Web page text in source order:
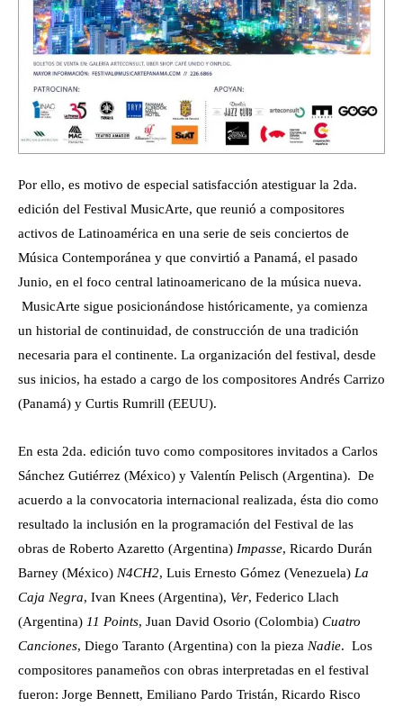
Por ello, es motivo de especial satisfacción atestiguar la 2da.
edición del Festival MusicArte, que reunió a compositores
activos de Latinoamérica en una serie de seis conciertos de
Música Contemporánea y que convirtió a Panamá, el pasado
Junio, en el foco central latinoamericano de la música nueva.
MusicArte sigue posicionándose históricamente, ya comienza
un historial de continuidad, de construcción de una tradición
necesaria para el continente. La organización del festival, desde
sus inicios, ha estado a cargo de los compositores Andrés Carrizo
(Panamá) y Curtis Rumrill (EEUU).
En esta 2da. edición tuvo como compositores invitados a Carlos
Sánchez Gutiérrez (México) y Valentín Pelisch (Argentina). De
acuerdo a la convocatoria internacional realizada, ésta dio como
resultado la inclusión en la programación del Festival de las
obras de Roberto Azaretto (Argentina) Impasse, Ricardo Durán
Barney (México) N4CH2, Luis Ernesto Gómez (Venezuela) La
Caja Negra, Ivan Knees (Argentina), Ver, Federico Llach
(Argentina) 11 Points, Juan David Osorio (Colombia) Cuatro
Canciones, Diego Taranto (Argentina) con la pieza Nadie. Los
compositores panameños con obras interpretadas en el festival
fueron: Jorge Bennett, Emiliano Pardo Tristán, Ricardo Risco